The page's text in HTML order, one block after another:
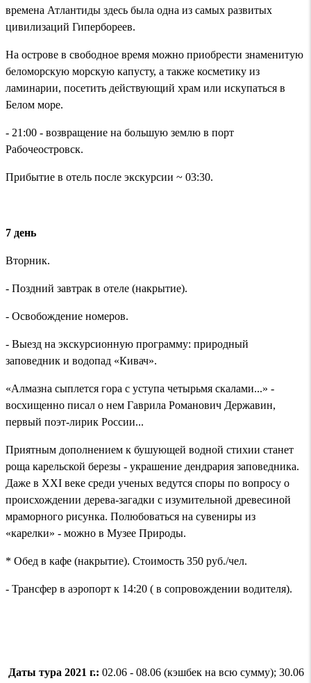
времена Атлантиды здесь была одна из самых развитых
цивилизаций Гипербореев.
На острове в свободное время можно приобрести знаменитую
беломорскую морскую капусту, а также косметику из
ламинарии, посетить действующий храм или искупаться в
Белом море.
- 21:00 - возвращение на большую землю в порт
Рабочеостровск.
Прибытие в отель после экскурсии ~ 03:30.
7 день
Вторник.
- Поздний завтрак в отеле (накрытие).
- Освобождение номеров.
- Выезд на экскурсионную программу: природный
заповедник и водопад «Кивач».
«Алмазна сыплется гора с уступа четырьмя скалами...» -
восхищенно писал о нем Гаврила Романович Державин,
первый поэт-лирик России...
Приятным дополнением к бушующей водной стихии станет
роща карельской березы - украшение дендрария заповедника.
Даже в XXI веке среди ученых ведутся споры по вопросу о
происхождении дерева-загадки с изумительной древесиной
мраморного рисунка. Полюбоваться на сувениры из
«карелки» - можно в Музее Природы.
* Обед в кафе (накрытие). Стоимость 350 руб./чел.
- Трансфер в аэропорт к 14:20 ( в сопровождении водителя).
Даты тура 2021 г.: 02.06 - 08.06 (кэшбек на всю сумму); 30.06